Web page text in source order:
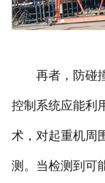
再者，防碰撞
控制系统应能利
术，对起重机周
测。当检测到可